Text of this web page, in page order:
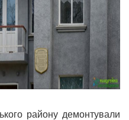
району демонтували